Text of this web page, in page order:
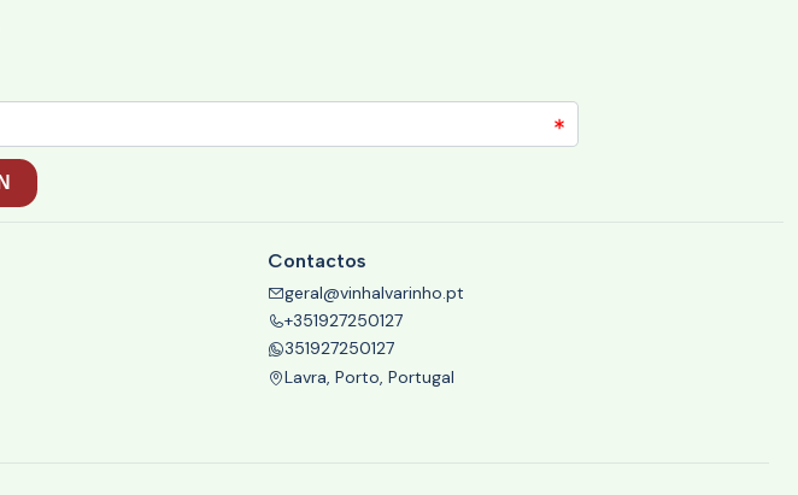
Contactos
geral@vinhalvarinho.pt
+351927250127
351927250127
Lavra, Porto, Portugal